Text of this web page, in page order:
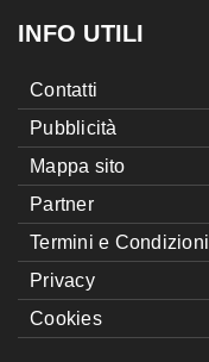
INFO UTILI
Contatti
Pubblicità
Mappa sito
Partner
Termini e Condizioni
Privacy
Cookies